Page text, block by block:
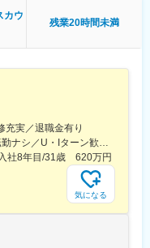
実にステップアップでき
心に人材育成を実施。腰
ております。
カウ
残業20時間未満
充実／退職金有り
＼全国募集！／各拠点1～2名採用★転勤ナシ／U・Iターン歓迎└配属先は100％希望を反映★マイカー通勤＆直行直帰OK（勤務地や現場による）＼積極採用エリア／【北海道】北海道／旭川市、北見市、釧路市【東北】宮城県／仙台市【関東】茨城県／つくば市 東京都／江東区、町田市、武蔵村山市 埼玉県／さいたま市、ふじみ野市 神奈川県／横浜市、藤沢市、伊勢原市 山梨県／中央市【東海】岐阜県／羽島市 愛知県／名古屋市、知立市 三重県／四日市市【北信越】新潟県／新潟市、長岡市【関西】京都府／京都市 大阪府／東大阪市 兵庫県／加古川市、神戸市、西宮市【中国】鳥取県／米子市 岡山県／岡山市【四国】徳島県／徳島市 広島県／福山市【九州】福岡県／福岡市 熊本県／熊本市 鹿児島県／鹿児島市※詳しい所在地は当社HPをご覧ください。https://www.ikari.co.jp/company/network/
社8年目/31歳 620万円
気になる